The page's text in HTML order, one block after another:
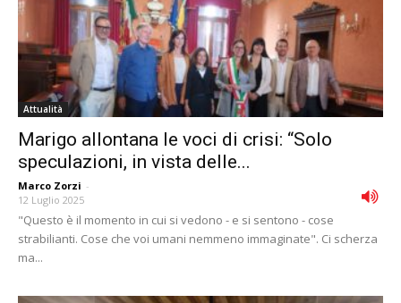
Attualità
Marigo allontana le voci di crisi: “Solo
speculazioni, in vista delle...
Marco Zorzi -
12 Luglio 2025
"Questo è il momento in cui si vedono - e si sentono - cose
strabilianti. Cose che voi umani nemmeno immaginate". Ci scherza
ma...